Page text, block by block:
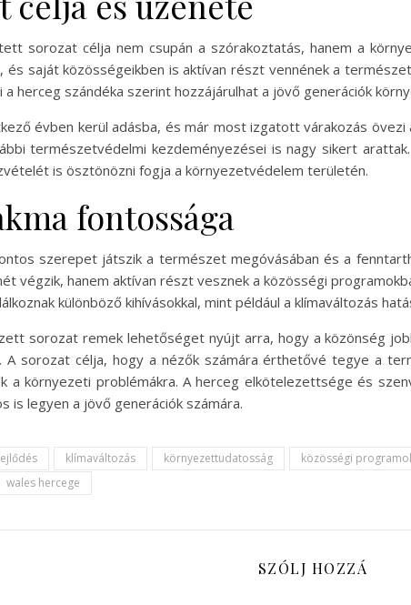
sorozat célja nem csupán a szórakoztatás, hanem a
és saját közösségeikben is aktívan részt vennének a
herceg szándéka szerint hozzájárulhat a jövő generációk
évben kerül adásba, és már most izgatott várakozás
természetvédelmi kezdeményezései is nagy sikert
is ösztönözni fogja a környezetvédelem területén.
fontossága
szerepet játszik a természet megóvásában és a
végzik, hanem aktívan részt vesznek a közösségi
különböző kihívásokkal, mint például a klímaváltozás
sorozat remek lehetőséget nyújt arra, hogy a közönség
A sorozat célja, hogy a nézők számára érthetővé tegye a
a környezeti problémákra. A herceg elkötelezettsége és
is legyen a jövő generációk számára.
klímaváltozás környezettudatosság közösségi
wales hercege
SZÓLJ HOZZÁ